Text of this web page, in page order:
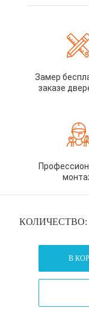
Замер
заказе
КОЛИЧЕСТВО:
В